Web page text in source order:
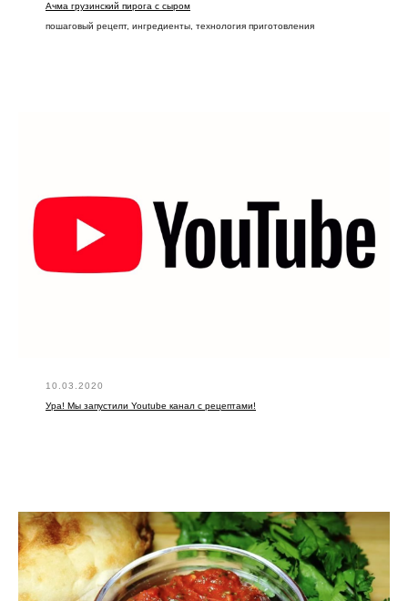
Ачма грузинский пирога с сыром
пошаговый рецепт, ингредиенты, технология приготовления
10.03.2020
Ура! Мы запустили Youtube канал с рецептами!